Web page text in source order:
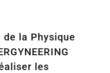
de la Physique
les